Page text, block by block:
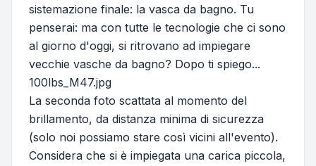
sistemazione finale: la vasca da bagno. Tu
penserai: ma con tutte le tecnologie che ci sono
al giorno d'oggi, si ritrovano ad impiegare
vecchie vasche da bagno? Dopo ti spiego...
100lbs_M47.jpg
La seconda foto scattata al momento del
brillamento, da distanza minima di sicurezza
(solo noi possiamo stare così vicini all'evento).
Considera che si è impiegata una carica piccola,